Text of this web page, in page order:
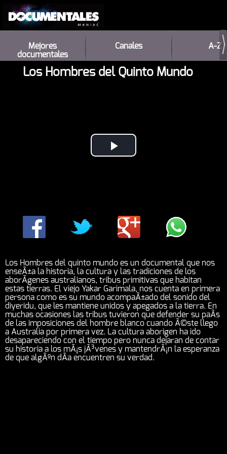
Mejores
documentales
Canales A-Z
Los Hombres del Quinto Mundo
Play
Los Hombres del quinto mundo es un documental que nos
enseÃ±a la historia, la cultura y las tradiciones de los
aborÃ­genes australianos, tribus primitivas que habitan
estas tierras. El viejo Yakar Garimala, nos cuenta en primera
persona como es su mundo acompaÃ±ado del sonido del
diyeridu, que les mantiene unidos y apegados a la tierra. En
muchas ocasiones las tribus tuvieron que defender su paÃ­s
de las imposiciones del hombre blanco cuando Ã©ste llego
a Australia por primera vez. La cultura aborigen ha ido
desapareciendo con el tiempo pero nunca dejaran de contar
su historia a los mÃ¡s jÃ³venes y mantendrÃ¡n la esperanza
de que algÃºn dÃ­a encuentren su verdad.